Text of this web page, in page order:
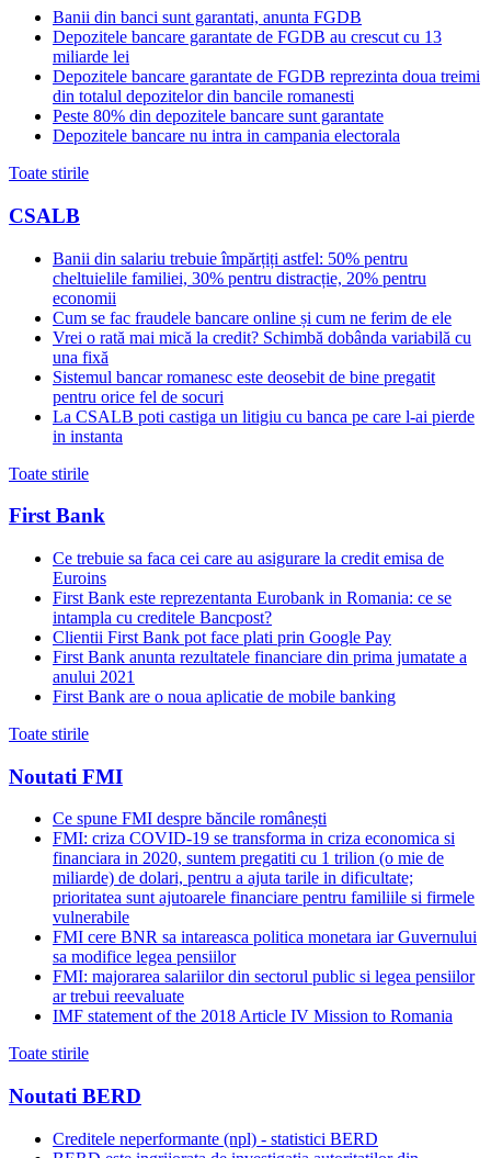
Banii din banci sunt garantati, anunta FGDB
Depozitele bancare garantate de FGDB au crescut cu 13
miliarde lei
Depozitele bancare garantate de FGDB reprezinta doua treimi
din totalul depozitelor din bancile romanesti
Peste 80% din depozitele bancare sunt garantate
Depozitele bancare nu intra in campania electorala
Toate stirile
CSALB
Banii din salariu trebuie împărțiți astfel: 50% pentru
cheltuielile familiei, 30% pentru distracție, 20% pentru
economii
Cum se fac fraudele bancare online și cum ne ferim de ele
Vrei o rată mai mică la credit? Schimbă dobânda variabilă cu
una fixă
Sistemul bancar romanesc este deosebit de bine pregatit
pentru orice fel de socuri
La CSALB poti castiga un litigiu cu banca pe care l-ai pierde
in instanta
Toate stirile
First Bank
Ce trebuie sa faca cei care au asigurare la credit emisa de
Euroins
First Bank este reprezentanta Eurobank in Romania: ce se
intampla cu creditele Bancpost?
Clientii First Bank pot face plati prin Google Pay
First Bank anunta rezultatele financiare din prima jumatate a
anului 2021
First Bank are o noua aplicatie de mobile banking
Toate stirile
Noutati FMI
Ce spune FMI despre băncile românești
FMI: criza COVID-19 se transforma in criza economica si
financiara in 2020, suntem pregatiti cu 1 trilion (o mie de
miliarde) de dolari, pentru a ajuta tarile in dificultate;
prioritatea sunt ajutoarele financiare pentru familiile si firmele
vulnerabile
FMI cere BNR sa intareasca politica monetara iar Guvernului
sa modifice legea pensiilor
FMI: majorarea salariilor din sectorul public si legea pensiilor
ar trebui reevaluate
IMF statement of the 2018 Article IV Mission to Romania
Toate stirile
Noutati BERD
Creditele neperformante (npl) - statistici BERD